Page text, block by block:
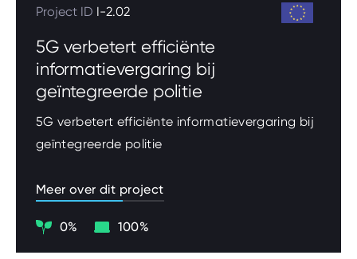
Project ID I-2.02
5G verbetert efficiënte
informatievergaring bij
geïntegreerde politie
5G verbetert efficiënte informatievergaring bij
geïntegreerde politie
Meer over dit project
Klimaat
0% Digitalisering
100%